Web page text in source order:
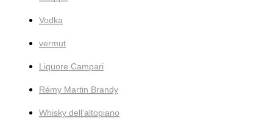
Vodka
vermut
Liquore Campari
Rémy Martin Brandy
Whisky dell'altopiano